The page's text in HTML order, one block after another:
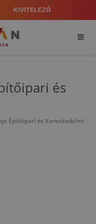
KIVITELEZŐ
és
Építőipari és Kereskedelmi